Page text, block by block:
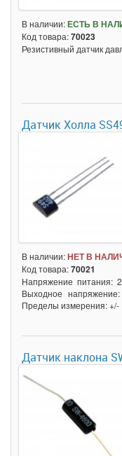
В наличии:ЕСТЬ В
Код товара:70023
Резистивный датчик
Датчик Холла
В наличии:НЕТ В
Код товара:70021
Напряжение питания:
Выходное
Пределы измерения: +/-
Датчик наклона